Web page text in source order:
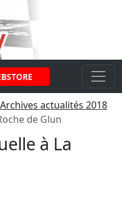
Archives actualités 2018
de Glun
à La